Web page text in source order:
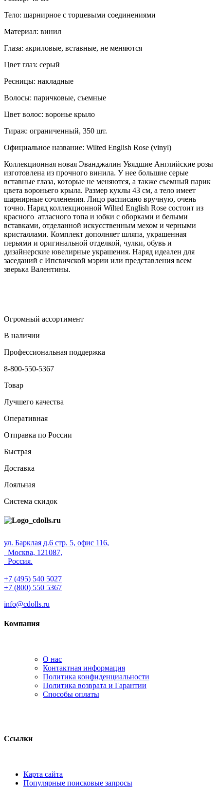
Тело: шарнирное с торцевыми соединениями
Материал: винил
Глаза: акриловые, вставные, не меняются
Цвет глаз: серый
Ресницы: накладные
Волосы: паричковые, съемные
Цвет волос: воронье крыло
Тираж: ограниченный, 350 шт.
Официальное название: Wilted English Rose (vinyl)
Коллекционная новая Эванджалин Увядшие Английские розы
изготовлена из прочного винила. У нее большие серые
вставные глаза, которые не меняются, а также съемный парик
цвета вороньего крыла. Размер куклы 43 см, а тело имеет
шарнирные сочленения. Лицо расписано вручную, очень
точно. Наряд коллекционной Wilted English Rose состоит из
красного атласного топа и юбки с оборками и белыми
вставками, отделанной искусственным мехом и черными
кристаллами. Комплект дополняет шляпа, украшенная
перьями и оригинальной отделкой, чулки, обувь и
дизайнерские ювелирные украшения. Наряд идеален для
заседаний с Ипсвичской мэрии или представления всем
зверька Валентины.
Огромный ассортимент
В наличии
Профессиональная поддержка
8-800-550-5367
Товар
Лучшего качества
Оперативная
Отправка по России
Быстрая
Доставка
Лояльная
Система скидок
ул. Барклая д.6 стр. 5, офис 116,
Москва, 121087,
Россия.
+7 (495) 540 5027
+7 (800) 550 5367
info@cdolls.ru
Компания
О нас
Контактная информация
Политика конфиденциальности
Политика возврата и Гарантии
Способы оплаты
Ссылки
Карта сайта
Популярные поисковые запросы